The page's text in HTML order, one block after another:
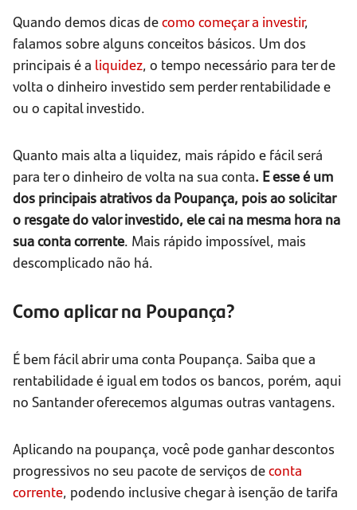
Quando demos dicas decomo começar a investir,
falamos sobre alguns conceitos básicos. Um dos
principais é a liquidez, o tempo necessário para ter de
volta o dinheiro investido sem perder rentabilidade e
ou o capital investido.
Quanto mais alta a liquidez, mais rápido e fácil será
para ter o dinheiro de volta na sua conta. E esse é um
dos principais atrativos da Poupança, pois ao solicitar
o resgate do valor investido, ele cai na mesma hora na
sua conta corrente. Mais rápido impossível, mais
descomplicado não há.
Como aplicar na Poupança?
É bem fácil abrir uma conta Poupança. Saiba que a
rentabilidade é igual em todos os bancos, porém, aqui
no Santander oferecemos algumas outras vantagens.
Aplicando na poupança, você pode ganhar descontos
progressivos no seu pacote de serviços deconta
corrente, podendo inclusive chegar à isenção de tarifa